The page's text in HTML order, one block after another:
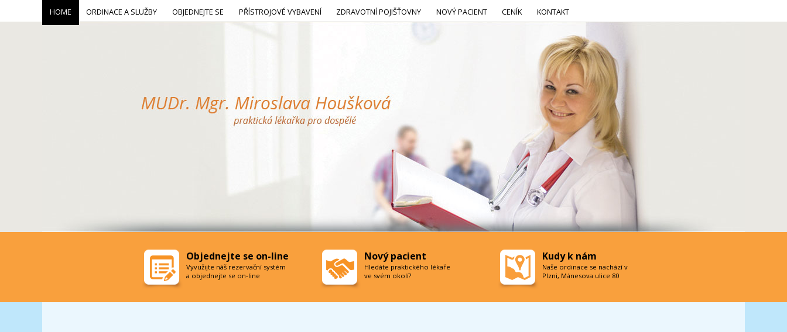
HOME ORDINACE A SLUŽBY OBJEDNEJTE SE PŘÍSTROJOVÉ VYBAVENÍ ZDRAVOTNÍ POJIŠŤOVNY NOVÝ PACIENT CENÍK KONTAKT
Objednejte se on-line
Vyvužijte náš rezervační systém
a objednejte se on-line
Nový pacient
Hledáte praktického lékaře
ve svém okolí?
Kudy k nám
Naše ordinace se nachází v
Plzni, Mánesova ulice 80